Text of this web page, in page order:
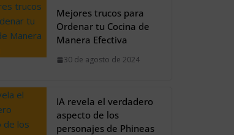
Mejores trucos para
Ordenar tu Cocina de
Manera Efectiva
30 de agosto de 2024
IA revela el verdadero
aspecto de los
personajes de Phineas